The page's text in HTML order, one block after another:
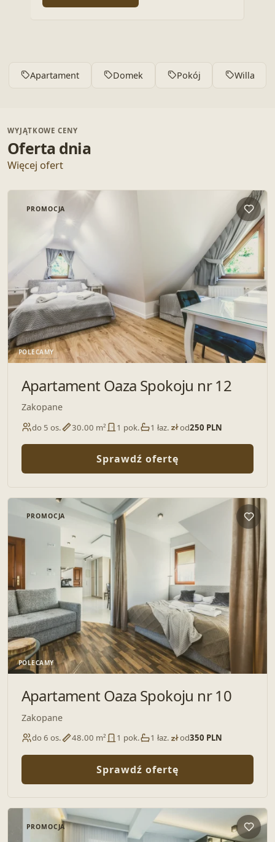
Apartament Domek Pokój Willa
WYJĄTKOWE CENY
Oferta dnia
Więcej ofert
Dodaj
PROMOCJA
Dodaj
PROMOCJA
POLECAMY
Apartament Oaza Spokoju nr 10
Zakopane
do 6 os. 48.00 m² 1 pok. 1 łaz. od350 PLN
Sprawdź ofertę
Dodaj
PROMOCJA
POLECAMY
Apartament Oaza Spokoju nr 12
Zakopane
do 5 os. 30.00 m² 1 pok. 1 łaz. od250 PLN
Sprawdź ofertę